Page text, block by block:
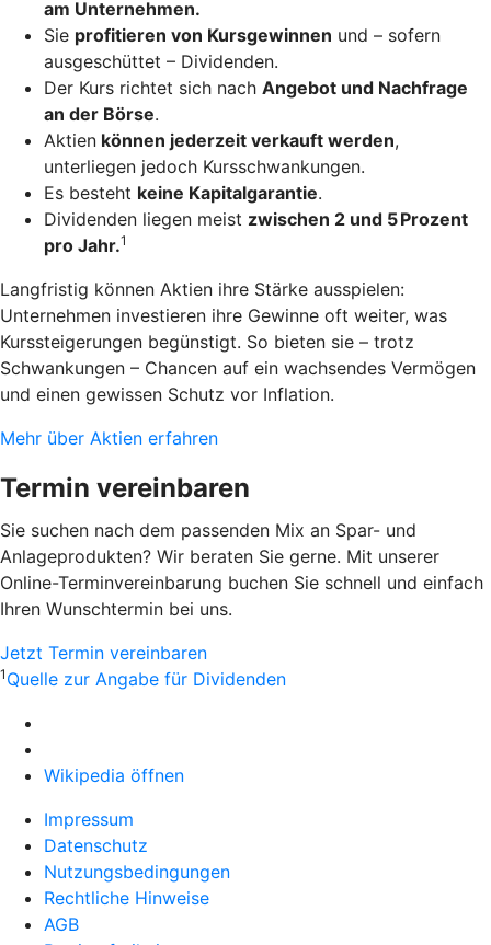
am Unternehmen.
Sie profitieren von Kursgewinnen und – sofern
ausgeschüttet – Dividenden.
Der Kurs richtet sich nach Angebot und Nachfrage
an der Börse.
Aktien können jederzeit verkauft werden,
unterliegen jedoch Kursschwankungen.
Es besteht keine Kapitalgarantie.
Dividenden liegen meist zwischen 2 und 5 Prozent
pro Jahr.1
Langfristig können Aktien ihre Stärke ausspielen:
Unternehmen investieren ihre Gewinne oft weiter, was
Kurssteigerungen begünstigt. So bieten sie – trotz
Schwankungen – Chancen auf ein wachsendes Vermögen
und einen gewissen Schutz vor Inflation.
Mehr über Aktien erfahren
Termin vereinbaren
Sie suchen nach dem passenden Mix an Spar- und
Anlageprodukten? Wir beraten Sie gerne. Mit unserer
Online-Terminvereinbarung buchen Sie schnell und einfach
Ihren Wunschtermin bei uns.
Jetzt Termin vereinbaren
1 Quelle zur Angabe für Dividenden
Wikipedia öffnen
Impressum
Datenschutz
Nutzungsbedingungen
Rechtliche Hinweise
AGB